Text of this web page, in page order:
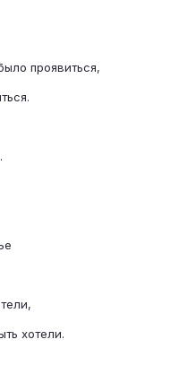
проявиться,
хотели.